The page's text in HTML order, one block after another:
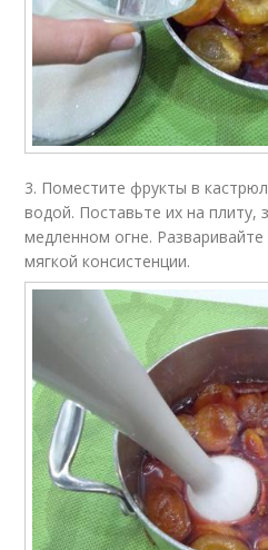
3. Поместите фрукты в
водой. Поставьте их на плиту,
медленном огне.
мягкой консистенции.